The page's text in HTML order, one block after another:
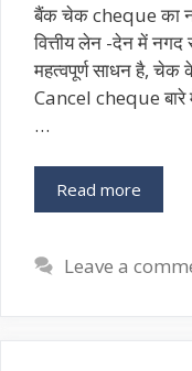
बैंक चेक cheque का
वित्तीय लेन -देन में
महत्वपूर्ण साधन है,
Cancel cheque बारे
…
Read more
Leave a